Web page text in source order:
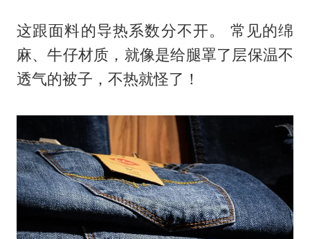
这跟面料的导热系数分不开。 常见的绵
麻、牛仔材质，就像是给腿罩了层保温不
透气的被子，不热就怪了！